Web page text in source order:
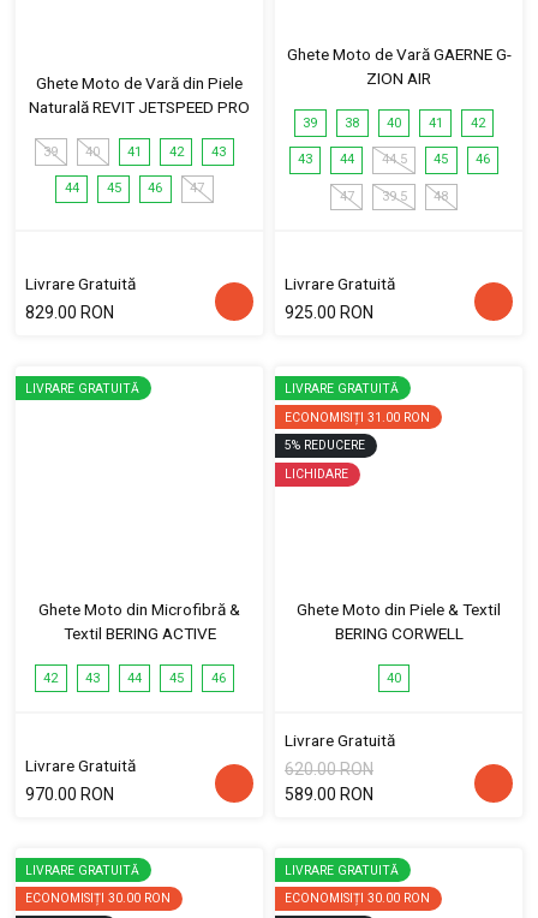
Ghete Moto de Vară din Piele
Naturală REVIT JETSPEED PRO
39 40 41 42 43
44 45 46 47
Livrare Gratuită
829.00 RON
Ghete Moto de Vară GAERNE G-
ZION AIR
39 38 40 41 42
43 44 44.5 45 46
47 39.5 48
Livrare Gratuită
925.00 RON
LIVRARE GRATUITĂ
Ghete Moto din Microfibră &
Textil BERING ACTIVE
42 43 44 45 46
Livrare Gratuită
970.00 RON
LIVRARE GRATUITĂ
ECONOMISIȚI 31.00 RON
5% REDUCERE
LICHIDARE
Ghete Moto din Piele & Textil
BERING CORWELL
40
Livrare Gratuită
620.00 RON
589.00 RON
LIVRARE GRATUITĂ
ECONOMISIȚI 30.00 RON
LIVRARE GRATUITĂ
ECONOMISIȚI 30.00 RON